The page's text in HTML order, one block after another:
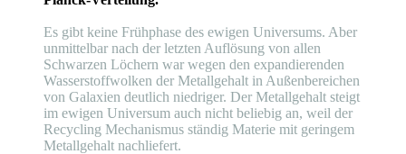
Es gibt keine Frühphase des ewigen Universums. Aber
unmittelbar nach der letzten Auflösung von allen
Schwarzen Löchern war wegen den expandierenden
Wasserstoffwolken der Metallgehalt in Außenbereichen
von Galaxien deutlich niedriger. Der Metallgehalt steigt
im ewigen Universum auch nicht beliebig an, weil der
Recycling Mechanismus ständig Materie mit geringem
Metallgehalt nachliefert.